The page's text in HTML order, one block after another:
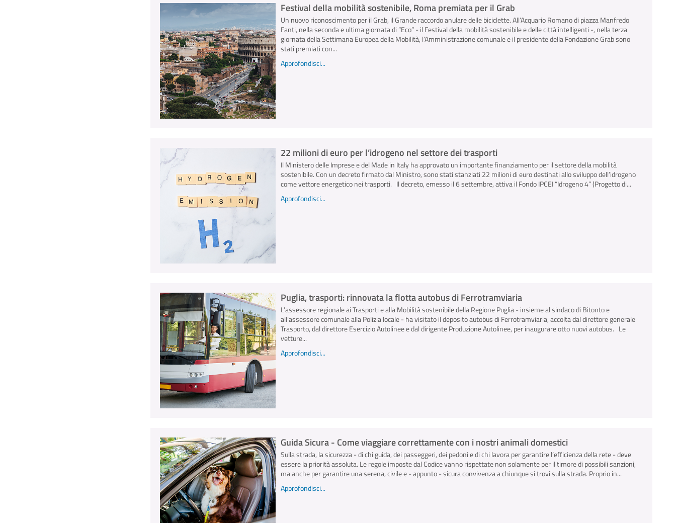
Festival della mobilità sostenibile, Roma premiata per il Grab
Un nuovo riconoscimento per il Grab, il Grande raccordo anulare delle biciclette. All’Acquario Romano di piazza Manfredo
Fanti, nella seconda e ultima giornata di “Eco” - il Festival della mobilità sostenibile e delle città intelligenti -, nella terza
giornata della Settimana Europea della Mobilità, l’Amministrazione comunale e il presidente della Fondazione Grab sono
stati premiati con...
Approfondisci...
22 milioni di euro per l’idrogeno nel settore dei trasporti
Il Ministero delle Imprese e del Made in Italy ha approvato un importante finanziamento per il settore della mobilità
sostenibile. Con un decreto firmato dal Ministro, sono stati stanziati 22 milioni di euro destinati allo sviluppo dell’idrogeno
come vettore energetico nei trasporti. Il decreto, emesso il 6 settembre, attiva il Fondo IPCEI “Idrogeno 4” (Progetto di...
Approfondisci...
Puglia, trasporti: rinnovata la flotta autobus di Ferrotramviaria
L’assessore regionale ai Trasporti e alla Mobilità sostenibile della Regione Puglia - insieme al sindaco di Bitonto e
all’assessore comunale alla Polizia locale - ha visitato il deposito autobus di Ferrotramviaria, accolta dal direttore generale
Trasporto, dal direttore Esercizio Autolinee e dal dirigente Produzione Autolinee, per inaugurare otto nuovi autobus. Le
vetture...
Approfondisci...
Guida Sicura - Come viaggiare correttamente con i nostri animali domestici
Sulla strada, la sicurezza - di chi guida, dei passeggeri, dei pedoni e di chi lavora per garantire l’efficienza della rete - deve
essere la priorità assoluta. Le regole imposte dal Codice vanno rispettate non solamente per il timore di possibili sanzioni,
ma anche per garantire una serena, civile e - appunto - sicura convivenza a chiunque si trovi sulla strada. Proprio in...
Approfondisci...